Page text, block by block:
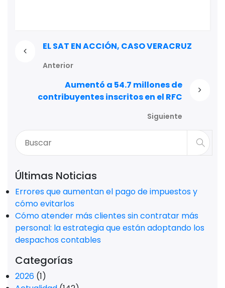
EL SAT EN ACCIÓN, CASO VERACRUZ
Anterior
Aumentó a 54.7 millones de
contribuyentes inscritos en el RFC
Siguiente
Últimas Noticias
Errores que aumentan el pago de impuestos y
cómo evitarlos
Cómo atender más clientes sin contratar más
personal: la estrategia que están adoptando los
despachos contables
Categorías
2026 (1)